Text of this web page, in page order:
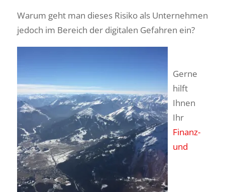
Warum geht man dieses Risiko als Unternehmen
jedoch im Bereich der digitalen Gefahren ein?
Gerne
hilft
Ihnen
Ihr
Finanz-
und